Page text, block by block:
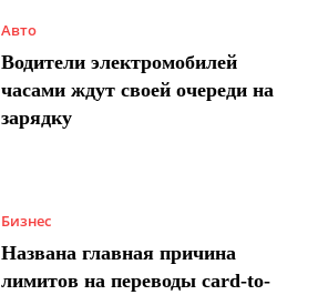
Авто
Водители электромобилей
часами ждут своей очереди на
зарядку
Бизнес
Названа главная причина
лимитов на переводы card-to-